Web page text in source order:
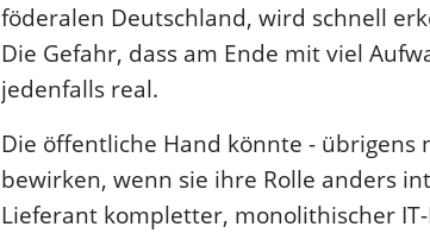
föderalen Deutschland, wird schnell
Die Gefahr, dass am Ende mit viel
jedenfalls real.
Die öffentliche Hand könnte -
bewirken, wenn sie ihre Rolle anders
Lieferant kompletter, monolithischer